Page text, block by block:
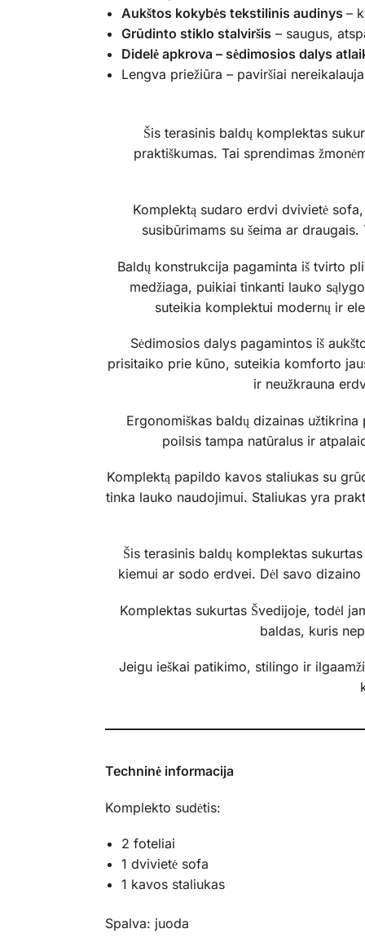
Aukštos kokybės tekstilinis audinys –
Grūdinto stiklo stalviršis – saugus,
Didelė apkrova – sėdimosios dalys
Lengva priežiūra – paviršiai
Šis terasinis baldų komplektas
praktiškumas. Tai sprendimas
Komplektą sudaro erdvi dvivietė
susibūrimams su šeima ar
Baldų konstrukcija pagaminta iš tvirto
medžiaga, puikiai tinkanti lauko
suteikia komplektui modernų ir
Sėdimosios dalys pagamintos iš
prisitaiko prie kūno, suteikia komforto
ir neužkrauna
Ergonomiškas baldų dizainas
poilsis tampa natūralus ir
Komplektą papildo kavos staliukas su
tinka lauko naudojimui. Staliukas yra
Šis terasinis baldų komplektas
kiemui ar sodo erdvei. Dėl savo
Komplektas sukurtas Švedijoje, todėl
baldas, kuris
Jeigu ieškai patikimo, stilingo ir
Techninė informacija
Komplekto sudėtis:
2 foteliai
1 dvivietė sofa
1 kavos staliukas
Spalva: juoda